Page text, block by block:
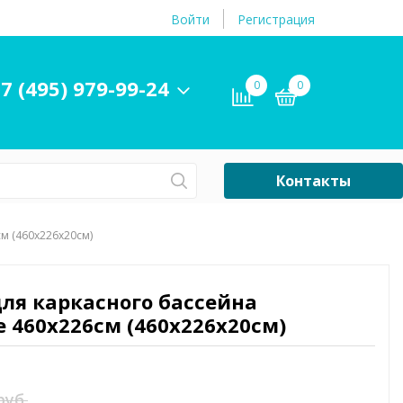
Войти Регистрация
(495) 979-99-24 0 0
принадлежности
Контакты
(460х226х20см)
каркасного бассейна
(460х226х20см)